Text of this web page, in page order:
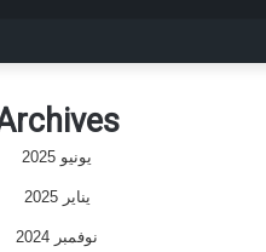
يونيو 2025
يناير 2025
نوفمبر 2024